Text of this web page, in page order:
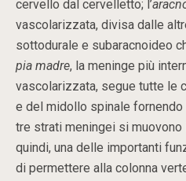
cervello dal cervelletto; l’
vascolarizzata, divisa dalle
sottodurale e subaracnoideo
pia madre, la meninge più
vascolarizzata, segue tutte le
e del midollo spinale fornendo
tre strati meningei si
quindi, una delle importanti
di permettere alla colonna